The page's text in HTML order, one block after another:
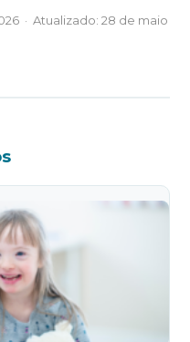
· Atualizado: 28 de maio